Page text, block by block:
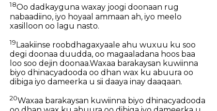
18Oo dadkayguna waxay joogi doonaan rug
nabaadiino, iyo hoyaal ammaan ah, iyo meelo
xasilloon oo lagu nasto.
19Laakiinse roobdhagaxyaale ahu wuxuu ku soo
degi doonaa duudda, oo magaaladana hoos baa
loo soo dejin doonaa.Waxaa barakaysan kuwiinna
biyo dhinacyadooda oo dhan wax ku abuura oo
dibiga iyo dameerka u sii daaya inay daaqaan.
20Waxaa barakaysan kuwiinna biyo dhinacyadooda